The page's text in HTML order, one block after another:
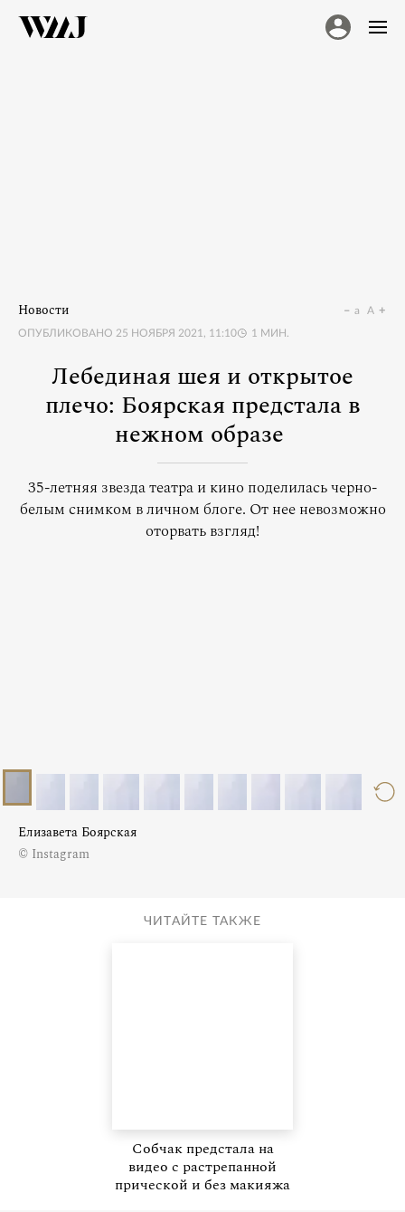
Новости
ОПУБЛИКОВАНО 25 НОЯБРЯ 2021, 11:10 1 МИН.
a A
Лебединая шея и открытое
плечо: Боярская предстала в
нежном образе
35-летняя звезда театра и кино поделилась черно-
белым снимком в личном блоге. От нее невозможно
оторвать взгляд!
Елизавета Боярская
© Instagram
ЧИТАЙТЕ ТАКЖЕ
Собчак предстала на
видео с растрепанной
прической и без макияжа